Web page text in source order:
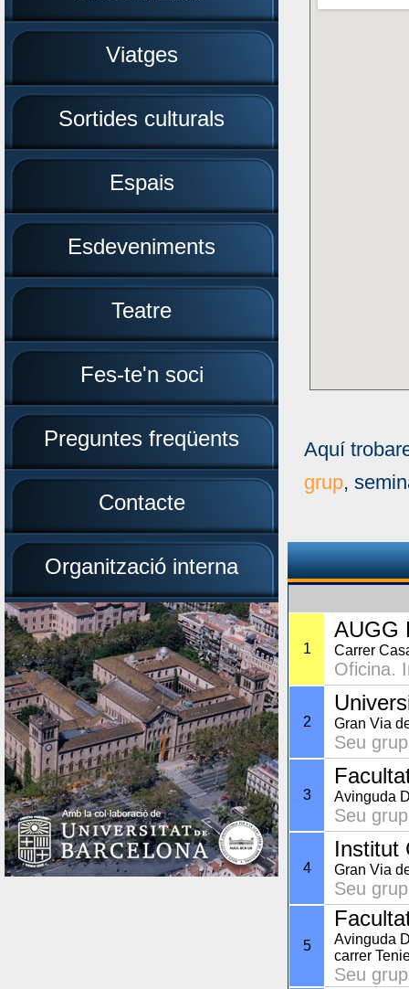
Viatges
Sortides culturals
Espais
Esdeveniments
Teatre
Fes-te'n soci
Preguntes freqüents
Contacte
Organització interna
Aquí
grup,
1
AUGG
Carrer
Oficina.
2 Gran Via
Seu
3 Avinguda
Seu
4
Institut
Gran Via
Seu
5
Avinguda
carrer
Seu